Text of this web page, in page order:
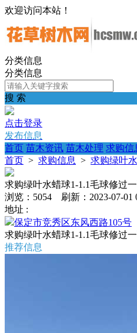
欢迎访问本站！
分类信息
分类信息
搜 索
点击登录
发布信息
首页 苗木资讯 苗木处理 求购信
首页 > 求购信息 > 求购绿叶
求购绿叶水蜡球1-1.1毛球修过
浏览：5054 刷新：2023-07-01
地址 :
保定市竞秀区东风西路105号
求购绿叶水蜡球1-1.1毛球修过
推荐信息